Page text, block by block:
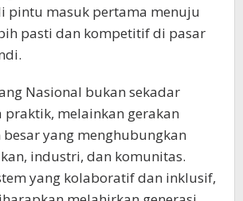
pintu masuk pertama menuju
pasti dan kompetitif di pasar
Nasional bukan sekadar
melainkan gerakan
yang menghubungkan
industri, dan komunitas.
yang kolaboratif dan inklusif,